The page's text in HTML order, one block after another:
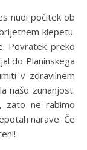
nudi počitek ob
klepetu.
Povratek preko
do Planinskega
v zdravilnem
našo zunanjost.
zato ne rabimo
narave. Če